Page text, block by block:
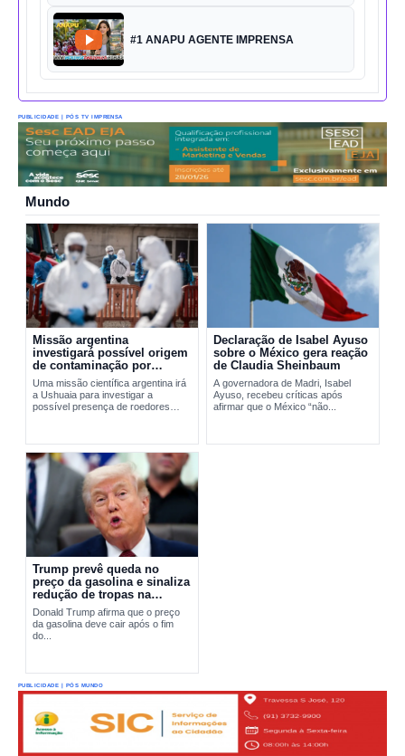
#1 ANAPU AGENTE IMPRENSA
PUBLICIDADE | PÓS TV IMPRENSA
Mundo
Missão argentina
investigará possível origem
de contaminação por
hantavírus em Ushuaia
Uma missão científica argentina irá
a Ushuaia para investigar a
possível presença de roedores
Declaração de Isabel Ayuso
sobre o México gera reação
de Claudia Sheinbaum
A governadora de Madri, Isabel
Ayuso, recebeu críticas após
afirmar que o México “não...
Trump prevê queda no
preço da gasolina e sinaliza
redução de tropas na
Europa
Donald Trump afirma que o preço
da gasolina deve cair após o fim
do...
PUBLICIDADE | PÓS MUNDO